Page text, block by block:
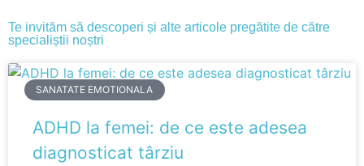
Te invităm să descoperi și alte articole pregătite de către
specialiștii noștri
SANATATE EMOTIONALA
ADHD la femei: de ce este adesea
diagnosticat târziu